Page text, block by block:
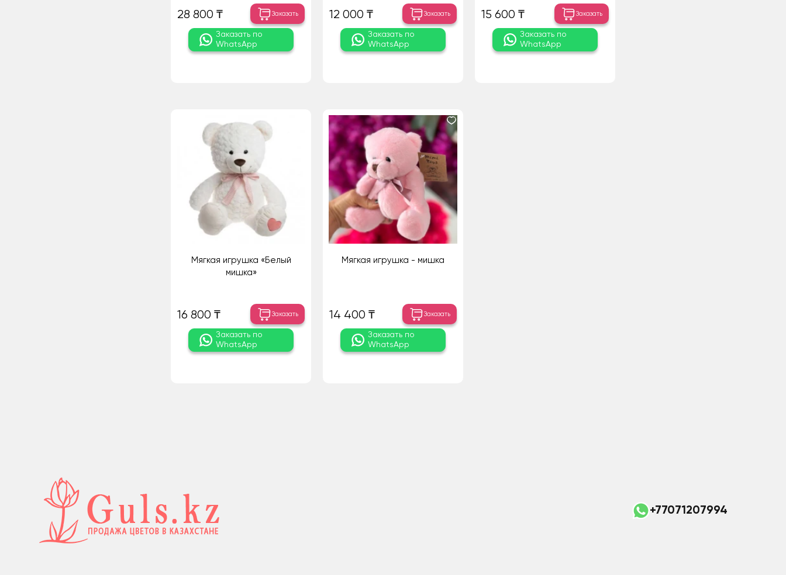
28 800 ₸ Заказать
Заказать по
WhatsApp
12 000 ₸ Заказать
Заказать по
WhatsApp
15 600 ₸ Заказать
Заказать по
WhatsApp
Мягкая игрушка «Белый
мишка»
16 800 ₸ Заказать
Заказать по
WhatsApp
Мягкая игрушка - мишка
14 400 ₸ Заказать
Заказать по
WhatsApp
+77071207994